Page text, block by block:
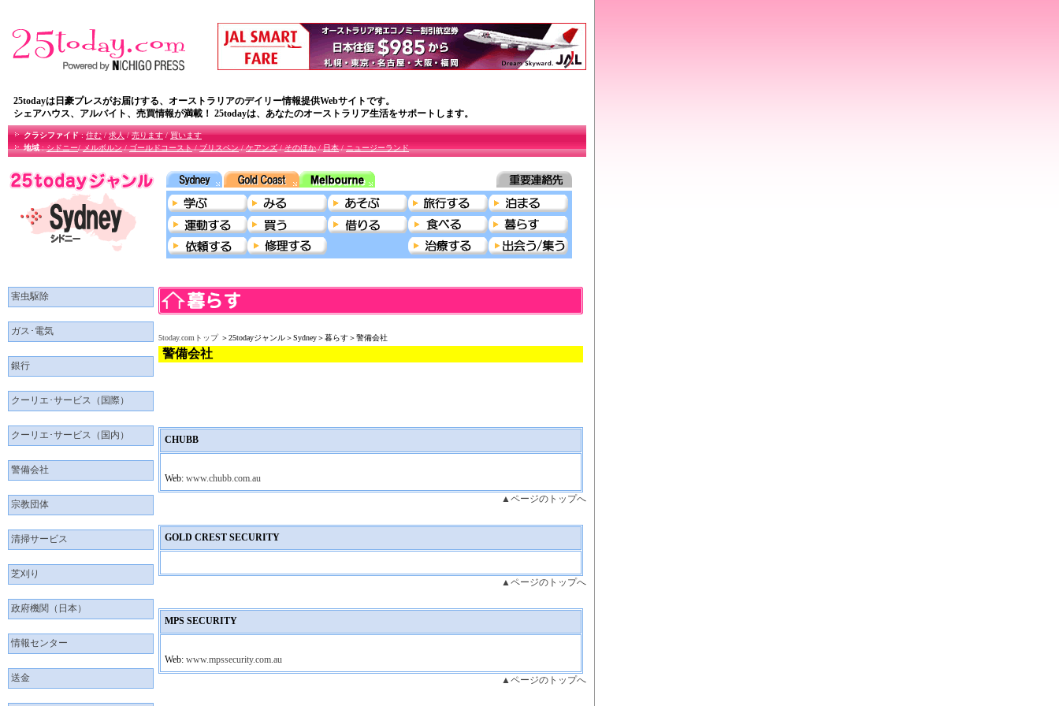
25todayは日豪プレスがお届けする、オーストラリアのデイリー情報提供Webサイトです。
シェアハウス、アルバイト、売買情報が満載！ 25todayは、あなたのオーストラリア生活をサポートします。
クラシファイド:住む/求人/売ります/買います
地域:シドニー/メルボルン/ゴールドコースト/ブリスペン/ケアンズ/そのほか/日本/ニュージーランド
害虫駆除
ガス･電気
銀行
クーリエ･サービス（国際）
クーリエ･サービス（国内）
警備会社
宗教団体
清掃サービス
芝刈り
政府機関（日本）
情報センター
送金
5today.comトップ＞25todayジャンル＞Sydney＞暮らす＞警備会社
警備会社
CHUBB
Web: www.chubb.com.au
▲ページのトップへ
GOLD CREST SECURITY
▲ページのトップへ
MPS SECURITY
Web: www.mpssecurity.com.au
▲ページのトップへ